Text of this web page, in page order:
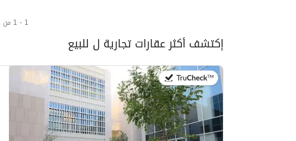
1 - 1 من 1 عقارات تجارية
إكتشف أكثر عقارات تجارية ل للبيع
في:1 أغسطس 2026